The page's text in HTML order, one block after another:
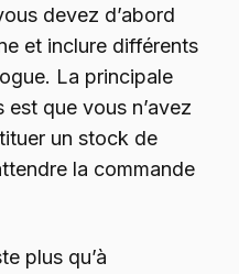
devez d’abord
et inclure différents
La principale
que vous n’avez
un stock de
la commande
plus qu’à